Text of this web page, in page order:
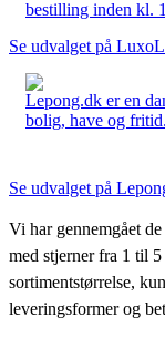
bestilling inden kl.
Se udvalget på
Lepong.dk er en
bolig, have og
Se udvalget på
Vi har gennemgået
med stjerner fra 1 til
sortimentstørrelse,
leveringsformer og